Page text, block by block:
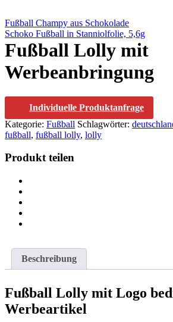
Fußball Champy aus Schokolade
Schoko Fußball in Stanniolfolie, 5,6g
Fußball Lolly mit
Werbeanbringung
Individuelle Produktanfrage
Kategorie: Fußball Schlagwörter:
fußball, fußball lolly, lolly
Produkt teilen
Beschreibung
Fußball Lolly mit Logo
Werbeartikel